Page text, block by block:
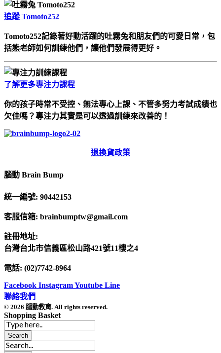
追蹤 Tomoto252
Tomoto252記錄著好動活躍的吐霧兔和朋友們的可愛日常，包
括熊老師如何訓練他們，讓他們發展得更好。
了解更多專注力課程
你的孩子時常不受控、無法專心上課、不管多努力考試成績也
欠佳嗎？專注力其實是可以透過訓練來改善的！
退換貨政策
腦動 Brain Bump
統一編號: 90442153
客服信箱: brainbumptw@gmail.com
註冊地址:
台灣台北市信義區松山路421號11樓之4
電話: (02)7742-8964
Facebook InstagramYoutube Line
聯絡我們
© 2026 腦動教育. All rights reserved.
Shopping Basket